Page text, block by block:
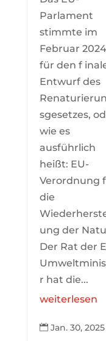
Parlament
stimmte im
Februar 2024
für den f
Entwurf des
sgesetzes,
wie es
ausführlich
heißt: EU-
Verordnung
die
ung der
Der Rat der
r hat die...
weiterlesen
 Jan. 30, 2025